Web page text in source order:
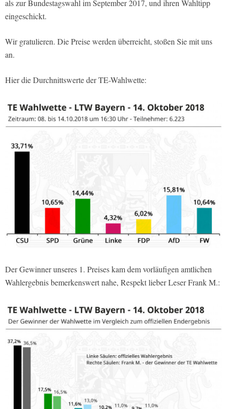
als zur Bundestagswahl im September 2017, und ihren Wahltipp
eingeschickt.
Wir gratulieren. Die Preise werden überreicht, stoßen Sie mit uns
an.
Hier die Durchnittswerte der TE-Wahlwette:
Der Gewinner unseres 1. Preises kam dem vorläufigen amtlichen
Wahlergebnis bemerkenswert nahe, Respekt lieber Leser Frank M.: